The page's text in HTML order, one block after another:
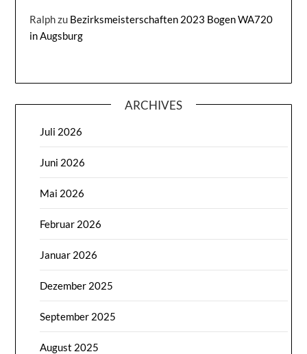
Ralphzu Bezirksmeisterschaften 2023 Bogen WA720
in Augsburg
ARCHIVES
Juli 2026
Juni 2026
Mai 2026
Februar 2026
Januar 2026
Dezember 2025
September 2025
August 2025